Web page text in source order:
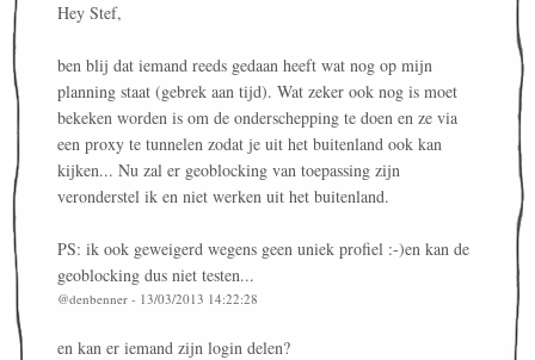
Hey Stef,
ben blij dat iemand reeds gedaan heeft wat nog op mijn
planning staat (gebrek aan tijd). Wat zeker ook nog is moet
bekeken worden is om de onderschepping te doen en ze via
een proxy te tunnelen zodat je uit het buitenland ook kan
kijken... Nu zal er geoblocking van toepassing zijn
veronderstel ik en niet werken uit het buitenland.
PS: ik ook geweigerd wegens geen uniek profiel :-)en kan de
geoblocking dus niet testen...
@denbenner - 13/03/2013 14:22:28
en kan er iemand zijn login delen?